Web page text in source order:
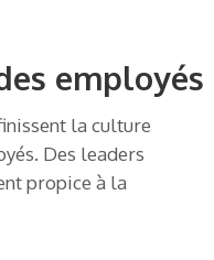
employés
la culture
Des leaders
propice à la